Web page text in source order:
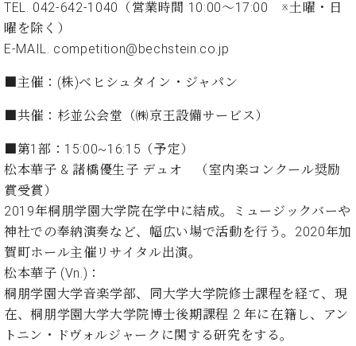
ト
ピ
ベ
シ
ュ
ン
レ
ジ
デ
ン
ス
ア
ッ
ジオ
レン
タル
ル・
ジオ
状況
動
画
収
録
サ
ー
ビ
ス
音
TEL. 042-642-1040（営業時間 10:00～17:00 ※土曜・日
曜を除く）
E-MAIL. competition@bechstein.co.jp
■主催：(株)ベヒシュタイン・ジャパン
■共催：杉並公会堂（㈱京王設備サービス）
■第1部：15:00~16:15（予定）
松本華子 & 諸橋優生子 デュオ （室内楽コンクール奨励
賞受賞）
2019年桐朋学園大学院在学中に結成。ミュージックバーや
神社での奉納演奏など、幅広い場で活動を行う。2020年加
賀町ホール主催リサイタル出演。
松本華子 (Vn.)：
桐朋学園大学音楽学部、同大学大学院修士課程を経て、現
在、桐朋学園大学大学院博士後期課程 2 年に在籍し、アン
トニン・ドヴォルジャークに関する研究をする。